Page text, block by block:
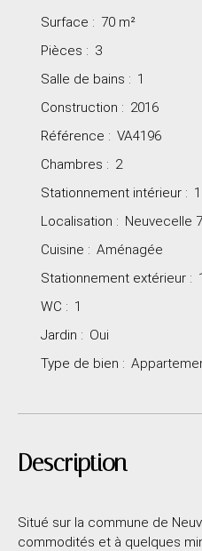
Surface : 70 m²
Pièces : 3
Salle de bains : 1
Construction : 2016
Référence : VA4196
Chambres : 2
Stationnement intérieur : 1
Localisation : Neuvecelle
Cuisine : Aménagée
Stationnement extérieur : 1
WC : 1
Jardin : Oui
Type de bien :
Description
Situé sur la commune de
commodités et à quelques